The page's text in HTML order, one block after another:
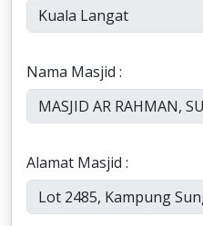
Nama Masjid :
Alamat Masjid :